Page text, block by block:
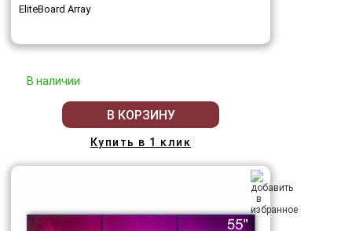
EliteBoard Array
В наличии
В КОРЗИНУ
Купить в 1 клик